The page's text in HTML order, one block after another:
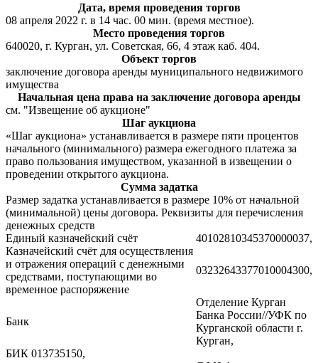
Дата, время проведения торгов
08 апреля 2022 г. в 14 час. 00 мин. (время местное).
Место проведения торгов
640020, г. Курган, ул. Советская, 66, 4 этаж каб. 404.
Объект торгов
заключение договора аренды муниципального недвижимого
имущества
Начальная цена права на заключение договора аренды
см. "Извещение об аукционе"
Шаг аукциона
«Шаг аукциона» устанавливается в размере пяти процентов
начального (минимального) размера ежегодного платежа за
право пользования имуществом, указанной в извещении о
проведении открытого аукциона.
Сумма задатка
Размер задатка устанавливается в размере 10% от начальной
(минимальной) цены договора. Реквизиты для перечисления
денежных средств
Единый казначейский счёт
40102810345370000037,
Казначейский счёт для осуществления
и отражения операций с денежными
средствами, поступающими во
временное распоряжение
03232643377010004300,
Банк
Отделение Курган
Банка России//УФК по
Курганской области г.
Курган,
БИК 013735150,